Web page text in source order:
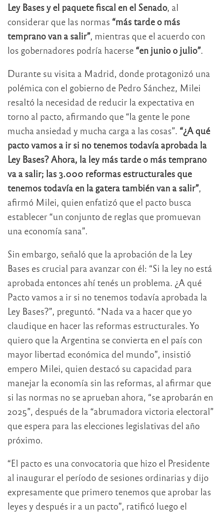
Ley Bases y el paquete fiscal en el Senado, al
considerar que las normas “más tarde o más
temprano van a salir”, mientras que el acuerdo con
los gobernadores podría hacerse “en junio o julio”.
Durante su visita a Madrid, donde protagonizó una
polémica con el gobierno de Pedro Sánchez, Milei
resaltó la necesidad de reducir la expectativa en
torno al pacto, afirmando que “la gente le pone
mucha ansiedad y mucha carga a las cosas”. “¿A qué
pacto vamos a ir si no tenemos todavía aprobada la
Ley Bases? Ahora, la ley más tarde o más temprano
va a salir; las 3.000 reformas estructurales que
tenemos todavía en la gatera también van a salir”,
afirmó Milei, quien enfatizó que el pacto busca
establecer “un conjunto de reglas que promuevan
una economía sana”.
Sin embargo, señaló que la aprobación de la Ley
Bases es crucial para avanzar con él: “Si la ley no está
aprobada entonces ahí tenés un problema. ¿A qué
Pacto vamos a ir si no tenemos todavía aprobada la
Ley Bases?”, preguntó. “Nada va a hacer que yo
claudique en hacer las reformas estructurales. Yo
quiero que la Argentina se convierta en el país con
mayor libertad económica del mundo”, insistió
empero Milei, quien destacó su capacidad para
manejar la economía sin las reformas, al afirmar que
si las normas no se aprueban ahora, “se aprobarán en
2025”, después de la “abrumadora victoria electoral”
que espera para las elecciones legislativas del año
próximo.
“El pacto es una convocatoria que hizo el Presidente
al inaugurar el período de sesiones ordinarias y dijo
expresamente que primero tenemos que aprobar las
leyes y después ir a un pacto”, ratificó luego el